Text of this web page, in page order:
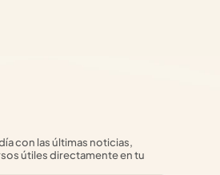
con las últimas noticias,
útiles directamente en tu